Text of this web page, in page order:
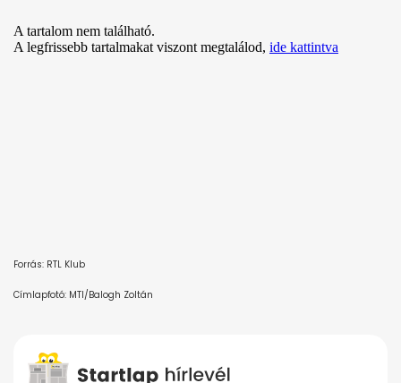
Forrás: RTL Klub
Címlapfotó: MTI/Balogh Zoltán